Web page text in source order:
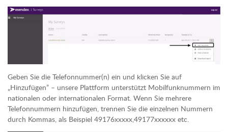
Geben Sie die Telefonnummer(n) ein und klicken Sie auf
„Hinzufügen” – unsere Plattform unterstützt Mobilfunknummern im
nationalen oder internationalen Format. Wenn Sie mehrere
Telefonnummern hinzufügen, trennen Sie die einzelnen Nummern
durch Kommas, als Beispiel 49176xxxxx,49177xxxxxx etc.